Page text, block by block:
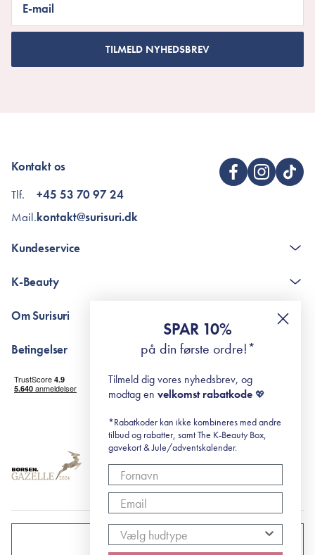
E-mail
TILMELD NYHEDSBREV
Kontakt os
Tlf.
Mail.
+45 53 70 97 24
kontakt@surisuri.dk
Kundeservice
The K-Beauty Box - spørgsmål og svar
RE-ZIP
K-Beauty
Retinol for begyndere
surisuri's mini guide til rosacea
Om Surisuri
Black Friday
Betingelser
Levering og returnering
Handelsbetingelser
Abonnementsbetingelser
DANMARK
SPAR 10%
på din første ordre!*
Tilmeld dig vores nyhedsbrev, og
modtag en velkomst rabatkode 💖
*Rabatkoder kan ikke kombineres med andre
tilbud og rabatter, samt The K-Beauty Box,
gavekort & Jule/adventskalender.